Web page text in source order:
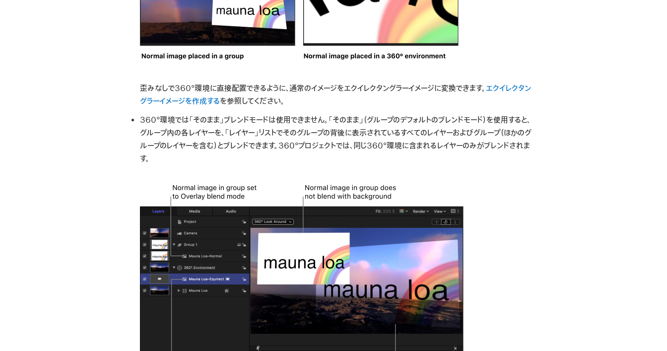
歪みなしで360°環境に直接配置できるように、通常のイメージをエクイレクタングラーイメージに変換できます。 エクイレクタン
グラーイメージを作成するを参照してください。
360°環境では「そのまま」ブレンドモードは使用できません。「そのまま」（グループのデフォルトのブレンドモード）を使用すると、
グループ内の各レイヤーを、「レイヤー」リストでそのグループの背後に表示されているすべてのレイヤーおよびグループ（ほかのグ
ループのレイヤーを含む）とブレンドできます。360°プロジェクトでは、同じ360°環境に含まれるレイヤーのみがブレンドされま
す。